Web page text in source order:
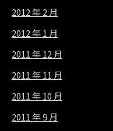
2012 年 2 月
2012 年 1 月
2011 年 12 月
2011 年 11 月
2011 年 10 月
2011 年 9 月